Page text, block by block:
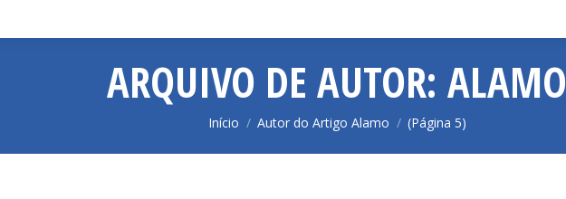
ARQUIVO DE AUTOR: ALAMO
Você está aqui:
Início Autor do Artigo Alamo (Página 5)